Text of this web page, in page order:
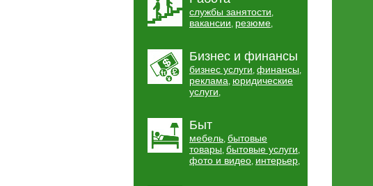
службы занятости,
вакансии, резюме,
Бизнес и финансы
бизнес услуги, финансы,
реклама, юридические
услуги,
Быт
мебель, бытовые
товары, бытовые услуги,
фото и видео, интерьер,